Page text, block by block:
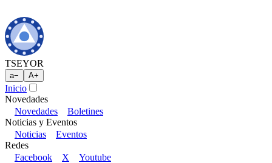
TSEYOR
a− A+
Inicio
Novedades
Novedades
Boletines
Noticias y Eventos
Noticias
Eventos
Redes
Facebook
X Youtube